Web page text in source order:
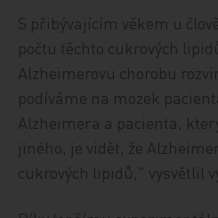
S přibývajícím věkem u
počtu těchto cukrových
Alzheimerovu chorobu
podíváme na mozek
Alzheimera a pacienta,
jiného, je vidět, že
cukrových lipidů," vysvětlil